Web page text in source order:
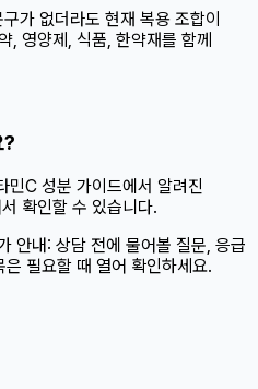
가 없더라도 현재 복용 조합이
, 영양제, 식품, 한약재를 함께
?
민C 성분 가이드에서 알려진
확인할 수 있습니다.
안내: 상담 전에 물어볼 질문, 응급
은 필요할 때 열어 확인하세요.